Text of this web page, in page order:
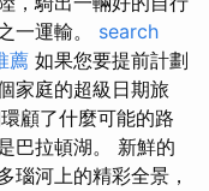
一運輸。 search
薦 如果您要提前計劃
家庭的超級日期旅
顧了什麼可能的路
巴拉頓湖。 新鮮的
瑙河上的精彩全景，